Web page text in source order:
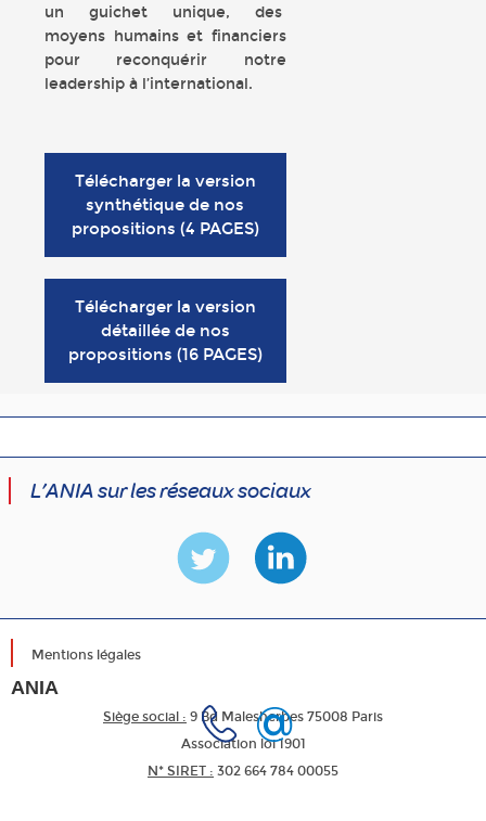
un guichet unique, des
moyens humains et financiers
pour reconquérir notre
leadership à l’international.
Télécharger la version
synthétique de nos
propositions (4 PAGES)
Télécharger la version
détaillée de nos
propositions (16 PAGES)
L’ANIA sur les réseaux sociaux
Mentions légales
ANIA
Siège social : 9 Bd Malesherbes 75008 Paris
Association loi 1901
N* SIRET : 302 664 784 00055